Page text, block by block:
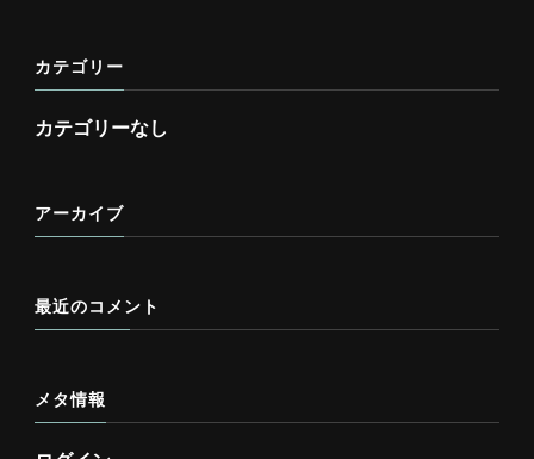
カテゴリー
カテゴリーなし
アーカイブ
最近のコメント
メタ情報